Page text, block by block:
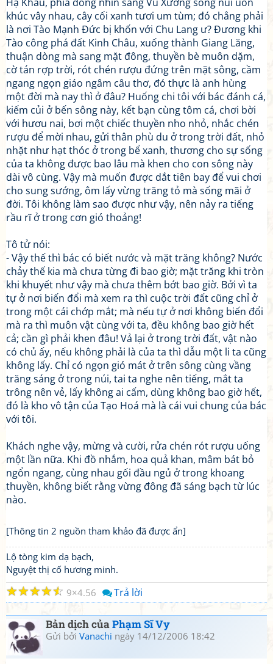
khúc vây nhau, cây cối xanh tươi um tùm; đó chẳng phải
là nơi Tào Mạnh Đức bị khốn với Chu Lang ư? Đương khi
Tào công phá đất Kinh Châu, xuống thành Giang Lăng,
thuận dòng mà sang mặt đông, thuyền bè muôn dặm,
cờ tán rợp trời, rót chén rượu đứng trên mặt sông, cầm
ngang ngọn giáo ngâm câu thơ, đó thực là anh hùng
một đời mà nay thì ở đâu? Huống chi tôi với bác đánh cá,
kiếm củi ở bến sông này, kết bạn cùng tôm cá, chơi bời
với hươu nai, bơi một chiếc thuyền nho nhỏ, nhắc chén
rượu để mời nhau, gửi thân phù du ở trong trời đất, nhỏ
nhặt như hạt thóc ở trong bể xanh, thương cho sự sống
của ta không được bao lâu mà khen cho con sông này
dài vô cùng. Vậy mà muốn được dắt tiên bay để vui chơi
cho sung sướng, ôm lấy vừng trăng tỏ mà sống mãi ở
đời. Tôi không làm sao được như vậy, nên nảy ra tiếng
rầu rĩ ở trong cơn gió thoảng!
Tô tử nói:
- Vậy thế thì bác có biết nước và mặt trăng không? Nước
chảy thế kia mà chưa từng đi bao giờ; mặt trăng khi tròn
khi khuyết như vậy mà chưa thêm bớt bao giờ. Bởi vì ta
tự ở nơi biến đổi mà xem ra thì cuộc trời đất cũng chỉ ở
trong một cái chớp mắt; mà nếu tự ở nơi không biến đổi
mà ra thì muôn vật cùng với ta, đều không bao giờ hết
cả; cần gì phải khen đâu! Vả lại ở trong trời đất, vật nào
có chủ ấy, nếu không phải là của ta thì dẫu một li ta cũng
không lấy. Chỉ có ngọn gió mát ở trên sông cùng vầng
trăng sáng ở trong núi, tai ta nghe nên tiếng, mắt ta
trông nên vẻ, lấy không ai cấm, dùng không bao giờ hết,
đó là kho vô tận của Tạo Hoá mà là cái vui chung của bác
với tôi.
Khách nghe vậy, mừng và cười, rửa chén rót rượu uống
một lần nữa. Khi đồ nhắm, hoa quả khan, mâm bát bỏ
ngổn ngang, cùng nhau gối đầu ngủ ở trong khoang
thuyền, không biết rằng vừng đông đã sáng bạch từ lúc
nào.
[Thông tin 2 nguồn tham khảo đã được ẩn]
Lộ tòng kim dạ bạch,
Nguyệt thị cố hương minh.
☆
☆
☆
☆
☆ 9 4.56 Trả lời
Bản dịch củaPhạm Sĩ Vy
Gửi bởi Vanachi ngày 14/12/2006 18:42